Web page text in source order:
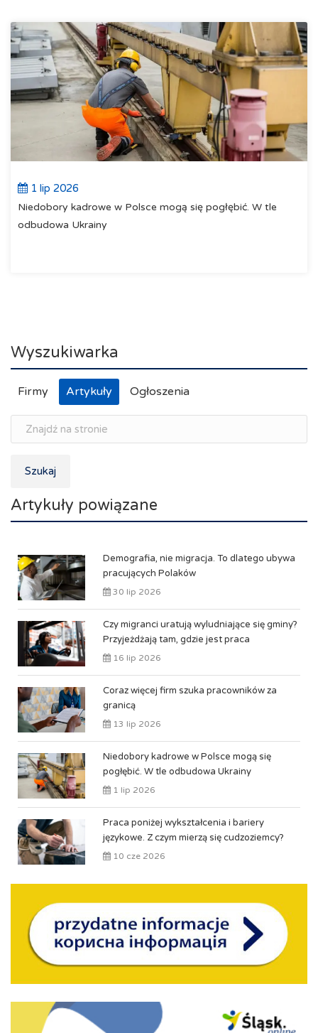
1 lip 2026
Niedobory kadrowe w Polsce mogą się pogłębić. W tle
odbudowa Ukrainy
Wyszukiwarka
Firmy Artykuły Ogłoszenia
Szukaj
Artykuły powiązane
Demografia, nie migracja. To dlatego ubywa
pracujących Polaków
30 lip 2026
Czy migranci uratują wyludniające się gminy?
Przyjeżdżają tam, gdzie jest praca
16 lip 2026
Coraz więcej firm szuka pracowników za
granicą
13 lip 2026
Niedobory kadrowe w Polsce mogą się
pogłębić. W tle odbudowa Ukrainy
1 lip 2026
Praca poniżej wykształcenia i bariery
językowe. Z czym mierzą się cudzoziemcy?
10 cze 2026